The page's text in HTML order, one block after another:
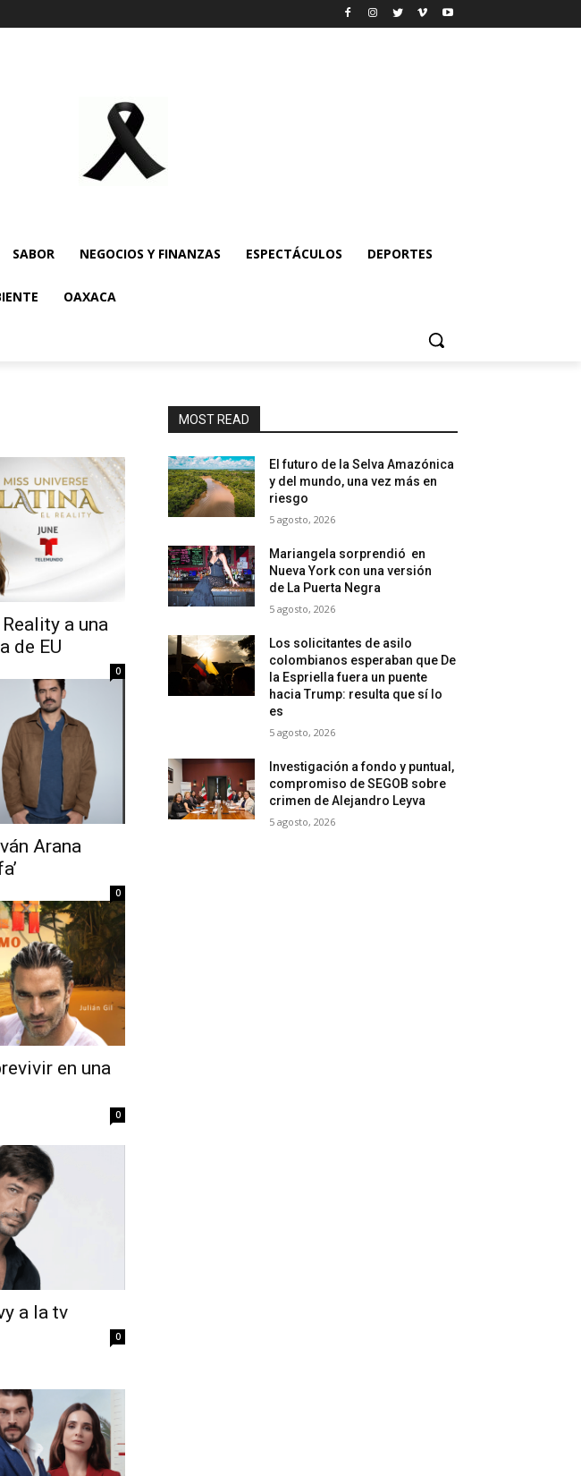
SABOR NEGOCIOS Y FINANZAS ESPECTÁCULOS DEPORTES
OAXACA
a una
de EU
0
Arana
0
en una
0
a la tv
0
MOST READ
El futuro de la Selva Amazónica
y del mundo, una vez más en
riesgo
5 agosto, 2026
Mariangela sorprendió en
Nueva York con una versión
de La Puerta Negra
5 agosto, 2026
Los solicitantes de asilo
colombianos esperaban que De
la Espriella fuera un puente
hacia Trump: resulta que sí lo
es
5 agosto, 2026
Investigación a fondo y puntual,
compromiso de SEGOB sobre
crimen de Alejandro Leyva
5 agosto, 2026